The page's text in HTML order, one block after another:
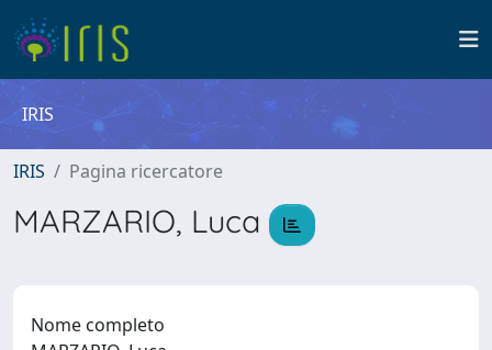
IRIS
IRIS Pagina ricercatore
MARZARIO, Luca
Nome completo